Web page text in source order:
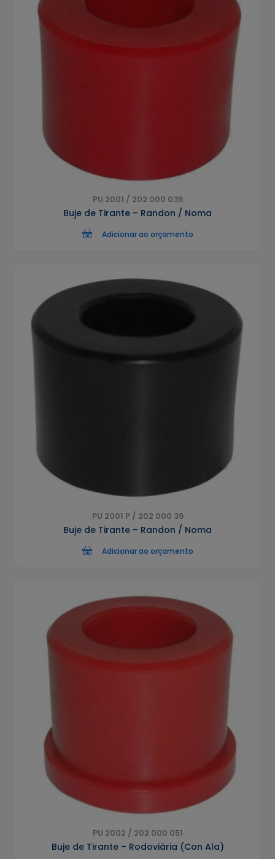
PU 2001 / 202 000 039
Buje de Tirante – Randon / Noma
Adicionar ao orçamento
PU 2001 P / 202 000 39
Buje de Tirante – Randon / Noma
Adicionar ao orçamento
PU 2002 / 202 000 051
Buje de Tirante – Rodoviária (Con Ala)